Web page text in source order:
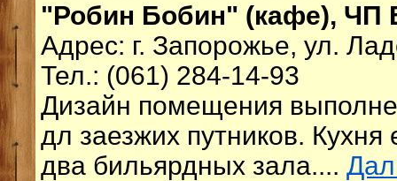
"Робин Бобин" (кафе), ЧП
Адрес: г. Запорожье, ул.
Тел.: (061) 284-14-93
Дизайн помещения
дл заезжих путников. Кухня
два бильярдных зала....